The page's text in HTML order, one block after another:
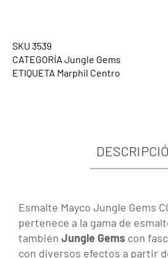
SKU 3539
CATEGORÍA Jungle Gems
ETIQUETA Marphil Centro
Esmalte Mayco Jungle Gems
pertenece a la gama de
también Jungle Gems con
con diversos efectos a partir